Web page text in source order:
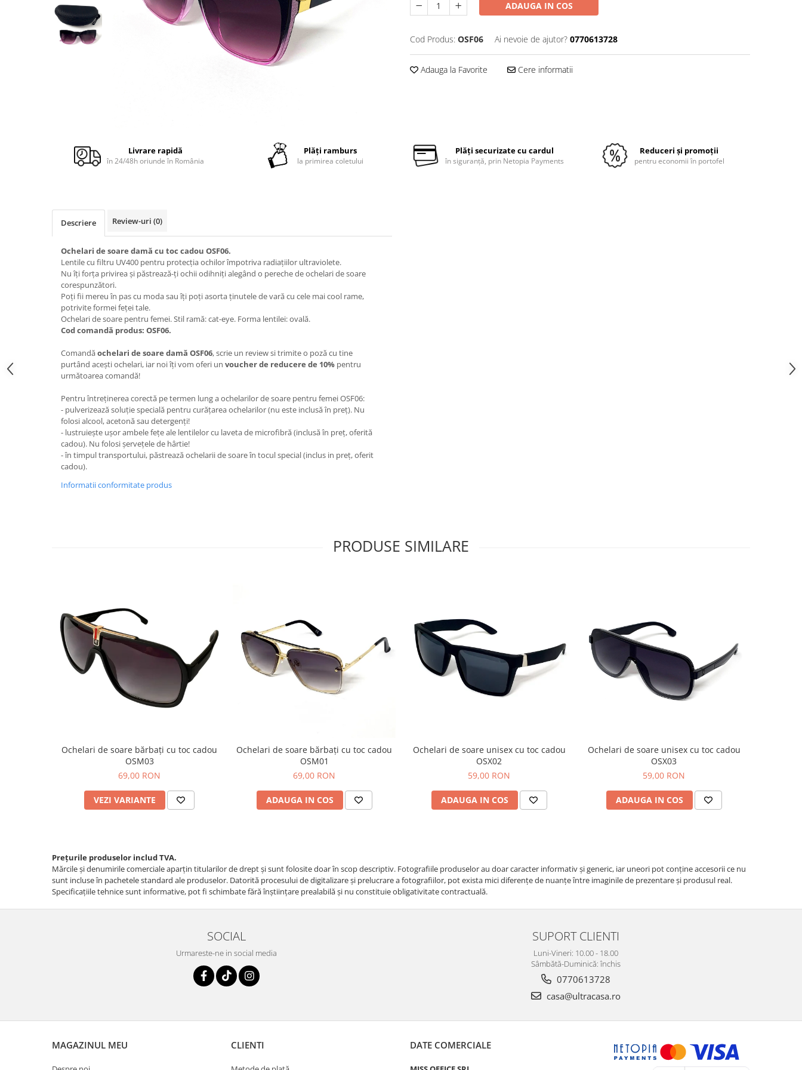
Cuverturi bumbac
Cuverturi catifea
Huse de protecție
Cântare electronice
Produse de cult religios
ADAUGA IN COS
Cod Produs: OSF06 Ai nevoie de ajutor? 0770613728
Adauga la Favorite Cere informatii
Livrare rapidă
în 24/48h oriunde în România
Plăți ramburs
la primirea coletului
Plăți securizate cu cardul
în siguranță, prin Netopia Payments
Reduceri și promoții
pentru economii în portofel
Descriere Review-uri (0)
Ochelari de soare damă cu toc cadou OSF06.
Lentile cu filtru UV400 pentru protecția ochilor împotriva radiațiilor ultraviolete.
Nu îți forța privirea și păstrează-ți ochii odihniți alegând o pereche de ochelari de soare
corespunzători.
Poți fii mereu în pas cu moda sau îți poți asorta ținutele de vară cu cele mai cool rame,
potrivite formei feței tale.
Ochelari de soare pentru femei. Stil ramă: cat-eye. Forma lentilei: ovală.
Cod comandă produs: OSF06.
Comandăochelari de soare damă OSF06, scrie un review si trimite o poză cu tine
purtând acești ochelari, iar noi îți vom oferi un voucher de reducere de 10% pentru
următoarea comandă!
Pentru întreținerea corectă pe termen lung a ochelarilor de soare pentru femei OSF06:
- pulverizează soluție specială pentru curățarea ochelarilor (nu este inclusă în preț). Nu
folosi alcool, acetonă sau detergenți!
- lustruiește ușor ambele fețe ale lentilelor cu laveta de microfibră (inclusă în preț, oferită
cadou). Nu folosi șervețele de hârtie!
- în timpul transportului, păstrează ochelarii de soare în tocul special (inclus in preț, oferit
cadou).
Informatii conformitate produs
PRODUSE SIMILARE
Ochelari de soare bărbați cu toc cadou
OSM03
69,00 RON
VEZI VARIANTE
Ochelari de soare bărbați cu toc cadou
OSM01
69,00 RON
ADAUGA IN COS
Ochelari de soare unisex cu toc cadou
OSX02
59,00 RON
ADAUGA IN COS
Ochelari de soare unisex cu toc cadou
OSX03
59,00 RON
ADAUGA IN COS
Prețurile produselor includ TVA.
Mărcile și denumirile comerciale aparțin titularilor de drept şi sunt folosite doar în scop descriptiv. Fotografiile produselor au doar caracter informativ şi generic, iar uneori pot conţine accesorii ce nu
sunt incluse în pachetele standard ale produselor. Datorită procesului de digitalizare și prelucrare a fotografiilor, pot exista mici diferențe de nuanțe între imaginile de prezentare și produsul real.
Specificaţiile tehnice sunt informative, pot fi schimbate fără înştiinţare prealabilă şi nu constituie obligativitate contractuală.
SOCIAL
Urmareste-ne in social media
SUPORT CLIENTI
Luni-Vineri: 10.00 - 18.00
Sâmbătă-Duminică: închis
0770613728
casa@ultracasa.ro
MAGAZINUL MEU CLIENTI DATE COMERCIALE